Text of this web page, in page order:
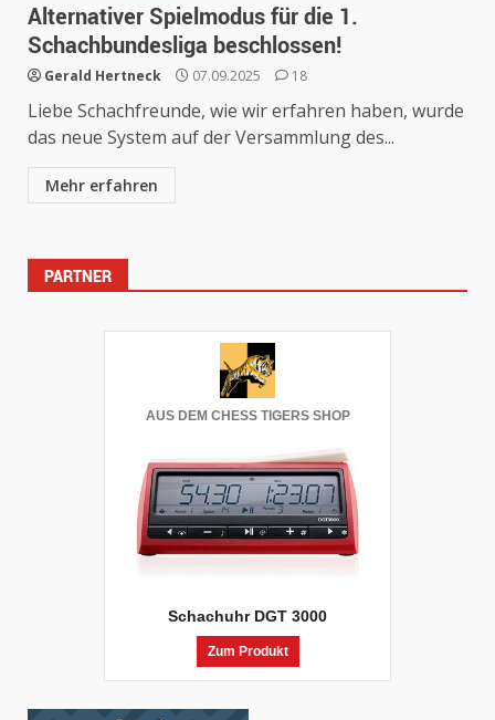
Alternativer Spielmodus für die 1.
Schachbundesliga beschlossen!
Gerald Hertneck 07.09.2025 18
Liebe Schachfreunde, wie wir erfahren haben, wurde
das neue System auf der Versammlung des...
Mehr erfahren
PARTNER
AUS DEM CHESS TIGERS SHOP
Schachuhr DGT 3000
Zum Produkt